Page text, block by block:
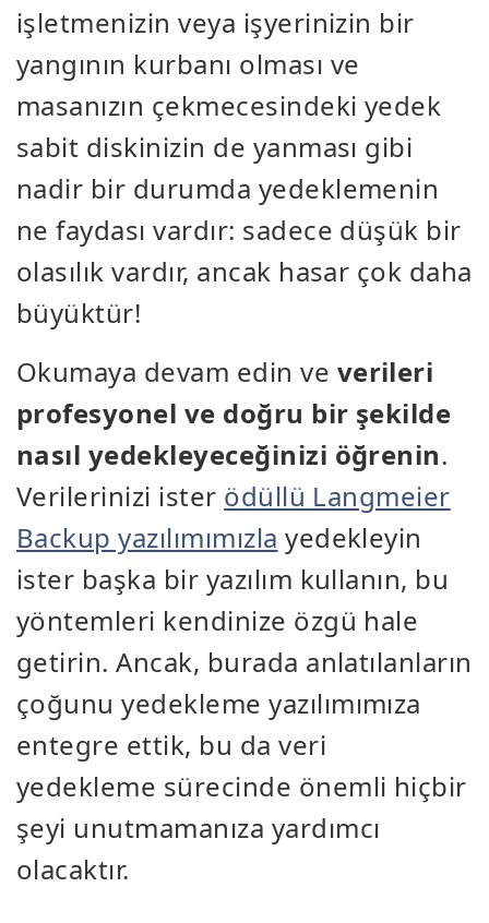
işletmenizin veya işyerinizin bir
yangının kurbanı olması ve
masanızın çekmecesindeki yedek
sabit diskinizin de yanması gibi
nadir bir durumda yedeklemenin
ne faydası vardır: sadece düşük bir
olasılık vardır, ancak hasar çok daha
büyüktür!
Okumaya devam edin ve verileri
profesyonel ve doğru bir şekilde
nasıl yedekleyeceğinizi öğrenin.
Verilerinizi ister ödüllü Langmeier
Backup yazılımımızla yedekleyin
ister başka bir yazılım kullanın, bu
yöntemleri kendinize özgü hale
getirin. Ancak, burada anlatılanların
çoğunu yedekleme yazılımımıza
entegre ettik, bu da veri
yedekleme sürecinde önemli hiçbir
şeyi unutmamanıza yardımcı
olacaktır.